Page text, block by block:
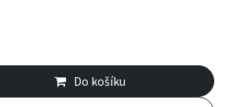
Do košíku